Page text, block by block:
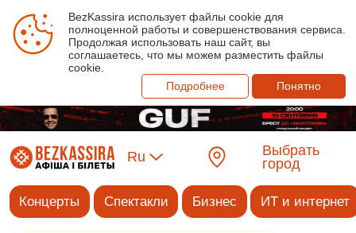
BezKassira использует файлы cookie для
полноценной работы и совершенствования сервиса.
Продолжая использовать наш сайт, вы
соглашаетесь, что мы можем разместить файлы
cookie.
Подробнее
Понятно
Ru
Выбрать
город
Концерты Спектакли Бизнес ИТ и интернет